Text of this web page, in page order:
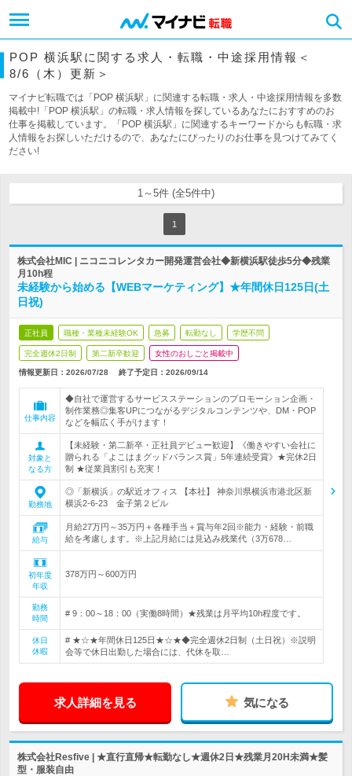
POP 横浜駅に関する求人・転職・中途採用情報＜
8/6（木）更新＞
マイナビ転職では「POP 横浜駅」に関連する転職・求人・中途採用情報を多数
掲載中!「POP 横浜駅」の転職・求人情報を探しているあなたにおすすめのお
仕事を掲載しています。「POP 横浜駅」に関連するキーワードからも転職・求
人情報をお探しいただけるので、あなたにぴったりのお仕事を見つけてみてく
ださい!
1～5件 (全5件中)
1
株式会社MIC | ニコニコレンタカー開発運営会社◆新横浜駅徒歩5分◆残業
月10h程
未経験から始める【WEBマーケティング】★年間休日125日(土
日祝)
正社員 職種・業種未経験OK 急募 転勤なし 学歴不問
完全週休2日制 第二新卒歓迎 女性のおしごと掲載中
情報更新日：2026/07/28 終了予定日： 2026/09/14
仕事内容
◆自社で運営するサービスステーションのプロモーション企画・
制作業務◎集客UPにつながるデジタルコンテンツや、DM・POP
などを幅広く手がけます！
対象と
なる方
【未経験・第二新卒・正社員デビュー歓迎】《働きやすい会社に
贈られる「よこはまグッドバランス賞」5年連続受賞》★完休2日
制 ★従業員割引も充実！
勤務地
◎「新横浜」の駅近オフィス 【本社】 神奈川県横浜市港北区新
横浜2-6-23 金子第２ビル
給与
月給27万円～35万円＋各種手当＋賞与年2回※能力・経験・前職
給を考慮します。※上記月給には見込み残業代（3万678…
初年度
年収
378万円～600万円
勤務
時間
# 9：00～18：00（実働8時間）★残業は月平均10h程度です。
休日
休暇
# ★☆★年間休日125日★☆★◆完全週休2日制（土日祝）※説明
会等で休日出勤した場合には、代休を取…
求人詳細を見る 気になる
株式会社Resfive | ★直行直帰★転勤なし★週休2日★残業月20H未満★髪
型・服装自由